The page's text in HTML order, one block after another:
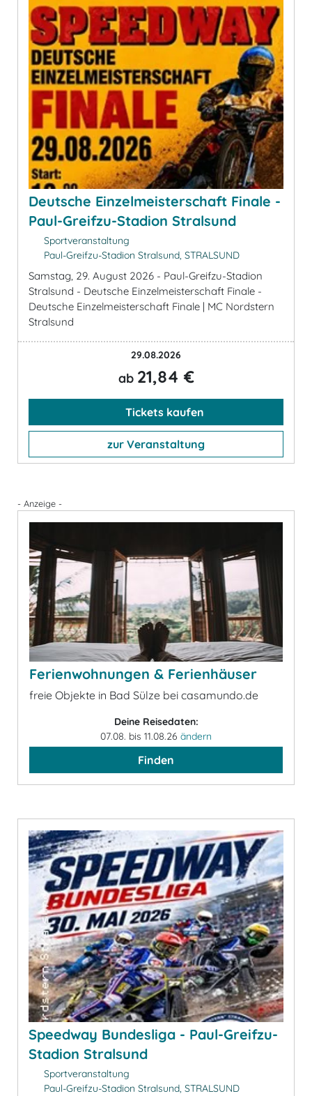
Deutsche Einzelmeisterschaft Finale -
Paul-Greifzu-Stadion Stralsund
Sportveranstaltung
Paul-Greifzu-Stadion Stralsund, STRALSUND
Samstag, 29. August 2026 - Paul-Greifzu-Stadion
Stralsund - Deutsche Einzelmeisterschaft Finale -
Deutsche Einzelmeisterschaft Finale | MC Nordstern
Stralsund
29.08.2026
ab 21,84 €
Tickets kaufen
zur Veranstaltung
- Anzeige -
Ferienwohnungen & Ferienhäuser
freie Objekte in Bad Sülze bei casamundo.de
Deine Reisedaten:
07.08. bis 11.08.26 ändern
Finden
Speedway Bundesliga - Paul-Greifzu-
Stadion Stralsund
Sportveranstaltung
Paul-Greifzu-Stadion Stralsund, STRALSUND